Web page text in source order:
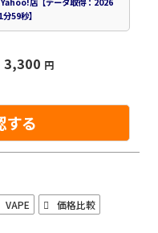
59秒】
3,300 円
する
VAPE
価格比較